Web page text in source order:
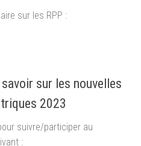
sur les RPP :
sur les nouvelles
2023
suivre/participer au
: